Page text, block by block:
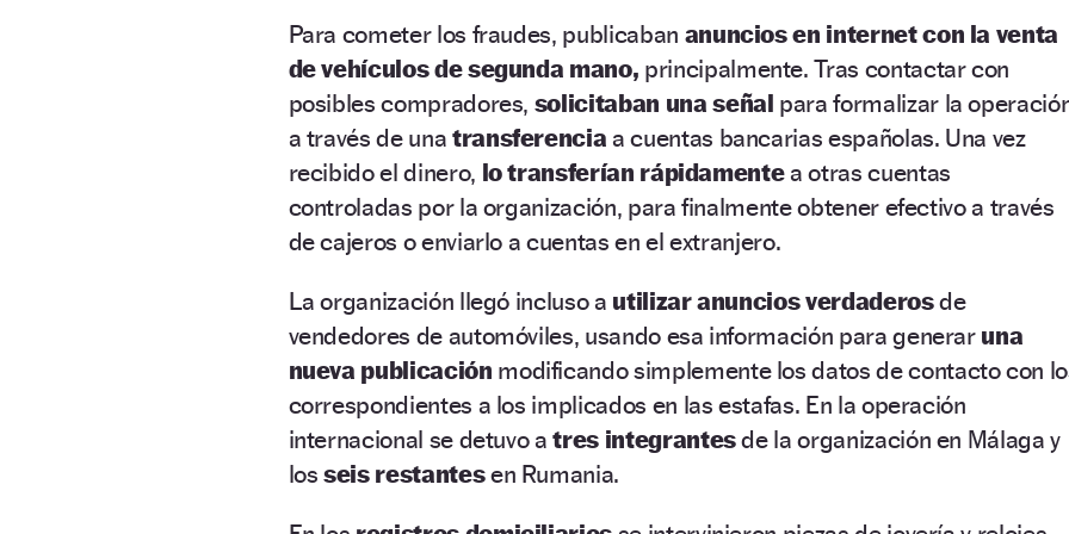
Para cometer los fraudes, publicaban anuncios en internet con la venta
de vehículos de segunda mano, principalmente. Tras contactar con
posibles compradores, solicitaban una señal para formalizar la
a través de una transferenciaa cuentas bancarias españolas. Una vez
recibido el dinero, lo transferían rápidamentea otras cuentas
controladas por la organización, para finalmente obtener efectivo a través
de cajeros o enviarlo a cuentas en el extranjero.
La organización llegó incluso a utilizar anuncios verdaderosde
vendedores de automóviles, usando esa información para generar una
nueva publicación modificando simplemente los datos de contacto con
correspondientes a los implicados en las estafas. En la operación
internacional se detuvo a tres integrantesde la organización en Málaga y
losseis restantesen Rumania.